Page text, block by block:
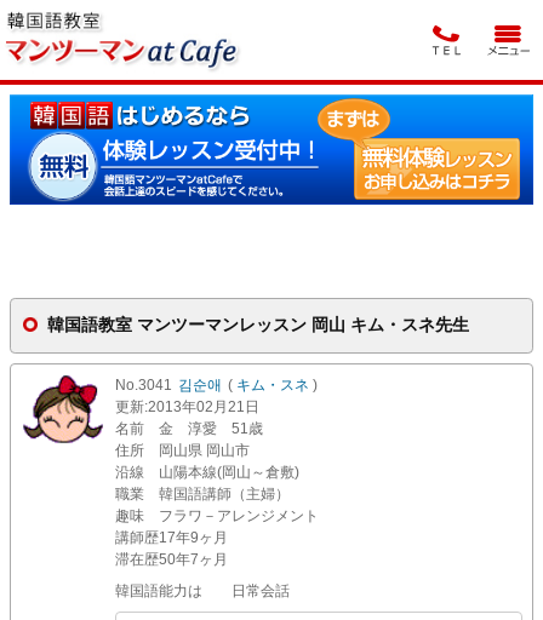
韓国語教室 マンツーマンレッスン 岡山 キム・スネ先生
No.3041 김순애 ( キム・スネ )
更新:2013年02月21日
名前
金 淳愛 51歳
住所
岡山県 岡山市
沿線
山陽本線(岡山～倉敷)
職業
韓国語講師（主婦）
趣味
フラワ－アレンジメント
講師歴17年9ヶ月
滞在歴50年7ヶ月
韓国語能力は 日常会話